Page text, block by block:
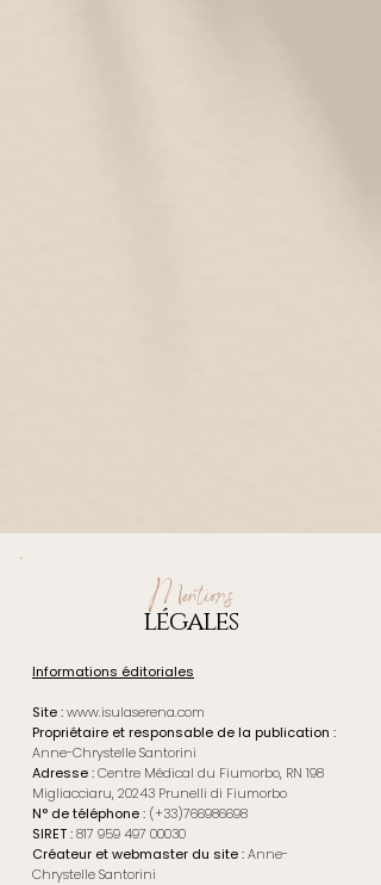
Mentions
légales
Informations éditoriales
Site :www.isulaserena.com
Propriétaire et responsable de la publication :
Anne-Chrystelle Santorini
Adresse :Centre Médical du Fiumorbo, RN 198
Migliacciaru, 20243 Prunelli di Fiumorbo
N° de téléphone : (+33)766986698
SIRET :817 959 497 00030
Créateur et webmaster du site :Anne-
Chrystelle Santorini